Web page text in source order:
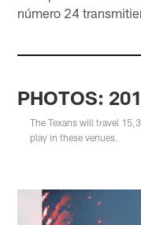
número 24
PHOTOS:
The Texans will travel
play in these venues.